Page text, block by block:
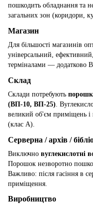
пошкодить обладнання та
загальних зон
Магазин
Для більшості магазинів
універсальний,
терміналами — додатково
Склад
Склади потребують
(ВП-10, ВП-25) .
великий об'єм приміщень і
(клас A).
Серверна / архів /
Виключно вуглекислотні
Порошок незворотно
Важливо: після гасіння в
приміщення.
Виробництво